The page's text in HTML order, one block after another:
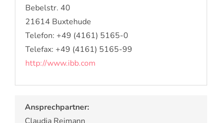
Bebelstr. 40
21614 Buxtehude
Telefon: +49 (4161) 5165-0
Telefax: +49 (4161) 5165-99
http://www.ibb.com
Ansprechpartner: